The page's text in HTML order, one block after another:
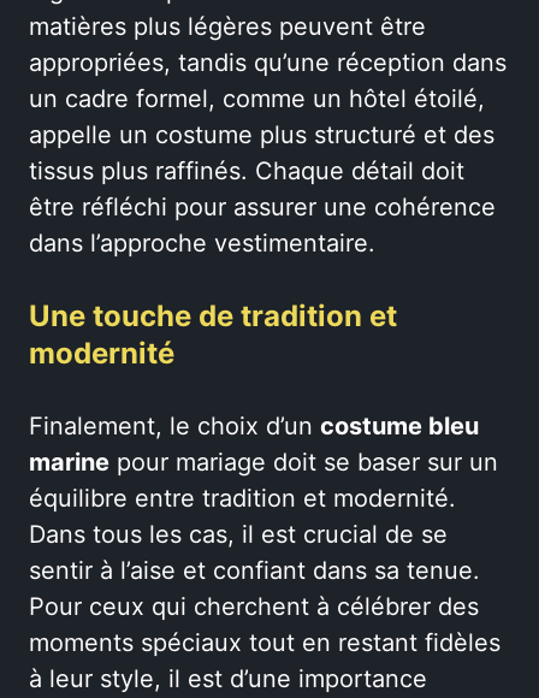
matières plus légères peuvent être
appropriées, tandis qu’une réception dans
un cadre formel, comme un hôtel étoilé,
appelle un costume plus structuré et des
tissus plus raffinés. Chaque détail doit
être réfléchi pour assurer une cohérence
dans l’approche vestimentaire.
Une touche de tradition et
modernité
Finalement, le choix d’un costume bleu
marine pour mariage doit se baser sur un
équilibre entre tradition et modernité.
Dans tous les cas, il est crucial de se
sentir à l’aise et confiant dans sa tenue.
Pour ceux qui cherchent à célébrer des
moments spéciaux tout en restant fidèles
à leur style, il est d’une importance